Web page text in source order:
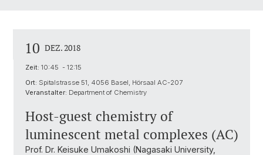
10 DEZ. 2018
Zeit: 10:45 - 12:15
Ort: Spitalstrasse 51, 4056 Basel, Hörsaal AC-207
Veranstalter: Department of Chemistry
Host-guest chemistry of
luminescent metal complexes (AC)
Prof. Dr. Keisuke Umakoshi (Nagasaki University,